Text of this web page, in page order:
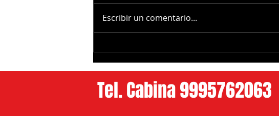
la Banqueta en los Héroes
Escribir un comentario...
Tel. Cabina 9995762063